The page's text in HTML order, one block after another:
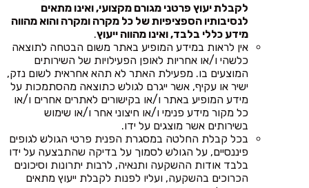
לקבלת יעוץ פרטני מגורם מקצועי, ואינו מתאים
לנסיבותיו הספציפיות של כל מקרה ומקרה והוא מהווה
מידע כללי בלבד, ואינו מהווה ייעוץ.
אין לראות במידע המופיע באתר משום הבטחה לתוצאה
כלשהי ו/או אחריות לאופן הפעילויות של השירותים
המוצעים בו. מפעילת האתר לא תהא אחראית לשום נזק,
ישיר או עקיף, אשר ייגרם לגולש כתוצאה מהסתמכות על
מידע המופיע באתר ו/או בקישורים לאתרים אחרים ו/או
כל מקור מידע פנימי ו/או חיצוני אחר ו/או שימוש
בשירותים אשר מוצגים על ידו.
בכל קבלת החלטה במסגרת הפנית פרטי הגולש לגופים
פיננסיים, על הגולש לסמוך על בדיקה שהתבצעה על ידו
בלבד אודות ההשקעה ותנאיה, לרבות יתרונות וסיכונים
הכרוכים בהשקעה, ועליו לפנות לקבלת ייעוץ מתאים